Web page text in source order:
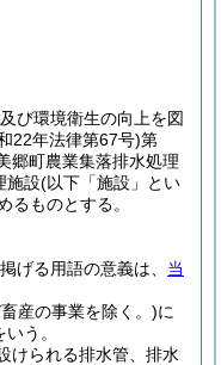
び環境衛生の向上を図
22年法律第67号)第
郷町農業集落排水処理
施設(以下「施設」とい
るものとする。
げる用語の意義は、 当
産の事業を除く。)に
う。
られる排水管、排水